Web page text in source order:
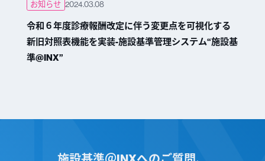
お知らせ 2024.03.08
令和６年度診療報酬改定に伴う変更点を可視化する
新旧対照表機能を実装-施設基準管理システム“施設基
準@INX”